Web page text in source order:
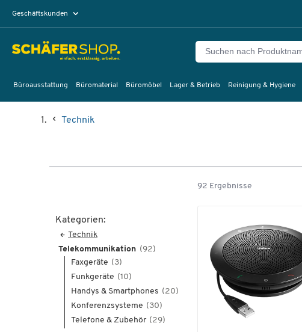
Geschäftskunden
Büroausstattung Büromaterial Büromöbel Lager & Betrieb Reinigung & Hygiene
Technik
Kategorien:
Technik
Telekommunikation (92)
Faxgeräte (3)
Funkgeräte (10)
Handys & Smartphones (20)
Konferenzsysteme (30)
Telefone & Zubehör (29)
92 Ergebnisse